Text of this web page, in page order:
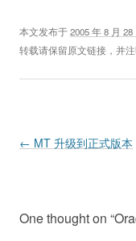
本文发布于2005 年 8 月 28
转载请保留原文链接，并注
Post navigation
← MT 升级到正式版本
One thought on “